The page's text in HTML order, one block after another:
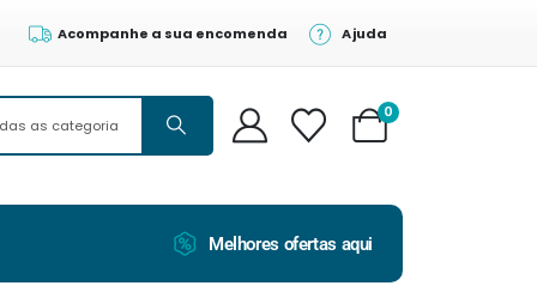
Acompanhe a sua encomenda Ajuda
0
Melhores ofertas aqui